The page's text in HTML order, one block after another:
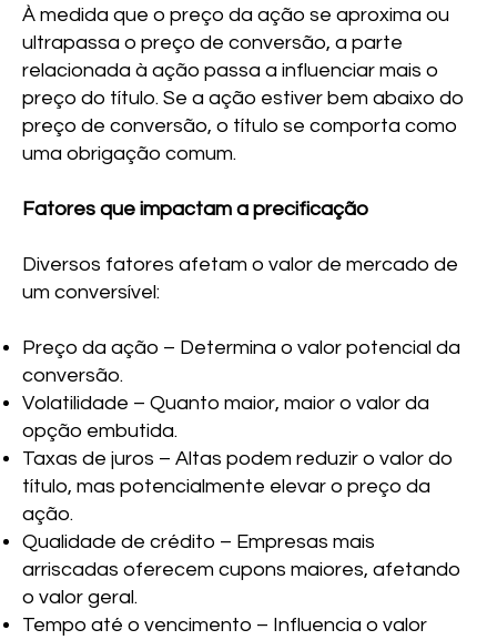
À medida que o preço da ação se aproxima ou
ultrapassa o preço de conversão, a parte
relacionada à ação passa a influenciar mais o
preço do título. Se a ação estiver bem abaixo do
preço de conversão, o título se comporta como
uma obrigação comum.
Fatores que impactam a precificação
Diversos fatores afetam o valor de mercado de
um conversível:
Preço da ação – Determina o valor potencial da
conversão.
Volatilidade – Quanto maior, maior o valor da
opção embutida.
Taxas de juros – Altas podem reduzir o valor do
título, mas potencialmente elevar o preço da
ação.
Qualidade de crédito – Empresas mais
arriscadas oferecem cupons maiores, afetando
o valor geral.
Tempo até o vencimento – Influencia o valor